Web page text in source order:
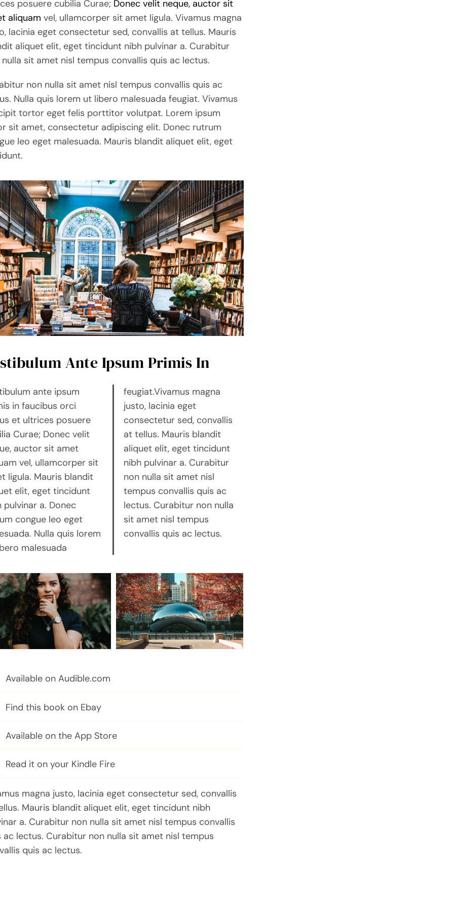
posuere cubilia Curae; Donec velit neque, auctor sit
aliquam vel, ullamcorper sit amet ligula. Vivamus magna
lacinia eget consectetur sed, convallis at tellus. Mauris
aliquet elit, eget tincidunt nibh pulvinar a. Curabitur
nulla sit amet nisl tempus convallis quis ac lectus.
non nulla sit amet nisl tempus convallis quis ac
Nulla quis lorem ut libero malesuada feugiat. Vivamus
tortor eget felis porttitor volutpat. Lorem ipsum
sit amet, consectetur adipiscing elit. Donec rutrum
leo eget malesuada. Mauris blandit aliquet elit, eget
Ante Ipsum Primis In
ante ipsum
in faucibus orci
et ultrices posuere
Curae; Donec velit
auctor sit amet
vel, ullamcorper sit
ligula. Mauris blandit
elit, eget tincidunt
pulvinar a. Donec
congue leo eget
Nulla quis lorem
malesuada
magna
lacinia eget
sed, convallis
Mauris blandit
elit, eget tincidunt
pulvinar a. Curabitur
nulla sit amet nisl
convallis quis ac
Curabitur non nulla
nisl tempus
convallis quis ac lectus.
Available on Audible.com
Find this book on Ebay
Available on the App Store
Read it on your Kindle Fire
magna justo, lacinia eget consectetur sed, convallis
Mauris blandit aliquet elit, eget tincidunt nibh
a. Curabitur non nulla sit amet nisl tempus convallis
ac lectus. Curabitur non nulla sit amet nisl tempus
quis ac lectus.